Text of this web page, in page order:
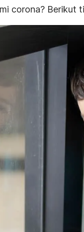
corona? Berikut